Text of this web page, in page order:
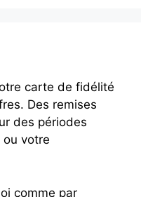
carte de fidélité
Des remises
des périodes
ou votre
comme par